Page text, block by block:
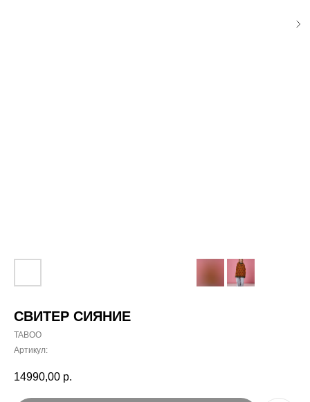
СВИТЕР СИЯНИЕ
TABOO
Артикул:
14990,00 р.